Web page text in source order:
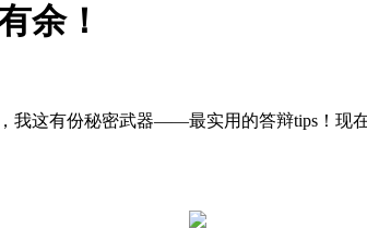
余！
我这有份秘密武器——最实用的答辩tips！现